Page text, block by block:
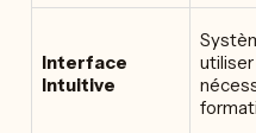
Interface
Intuitive
utiliser